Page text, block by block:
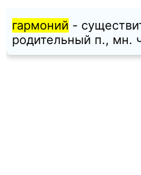
гармоний -
родительный п., мн.